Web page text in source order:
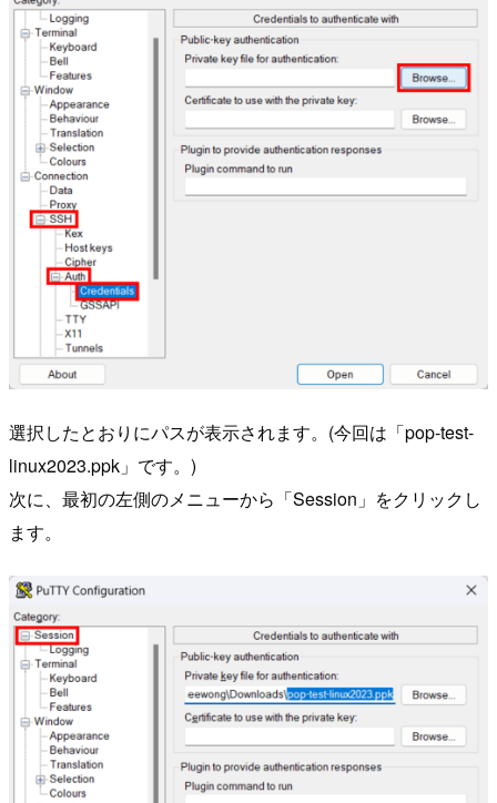
選択したとおりにパスが表示されます。(今回は「pop-test-
linux2023.ppk」です。)
次に、最初の左側のメニューから「Session」をクリックし
ます。